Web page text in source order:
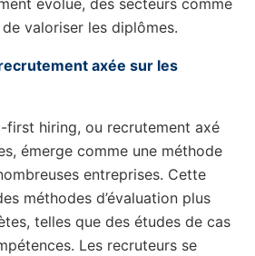
évolue, des secteurs comme
valoriser les diplômes.
axée sur les
first hiring, ou recrutement axé
émerge comme une méthode
entreprises. Cette
méthodes d’évaluation plus
telles que des études de cas
Les recruteurs se